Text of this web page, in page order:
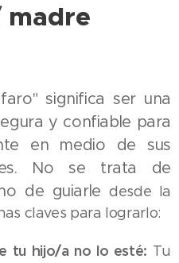
madre
significa ser una
y confiable para
en medio de sus
No se trata de
de guiarledesde la
claves para lograrlo:
tu hijo/a no lo esté: Tu